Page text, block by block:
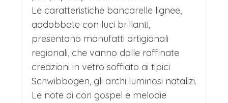
Le caratteristiche bancarelle lignee,
addobbate con luci brillanti,
presentano manufatti artigianali
regionali, che vanno dalle raffinate
creazioni in vetro soffiato ai tipici
Schwibbogen, gli archi luminosi natalizi.
Le note di cori gospel e melodie